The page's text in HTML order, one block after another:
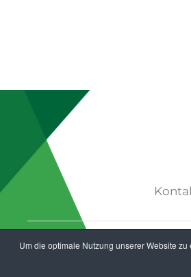
Um die optimale Nutzung unserer Website